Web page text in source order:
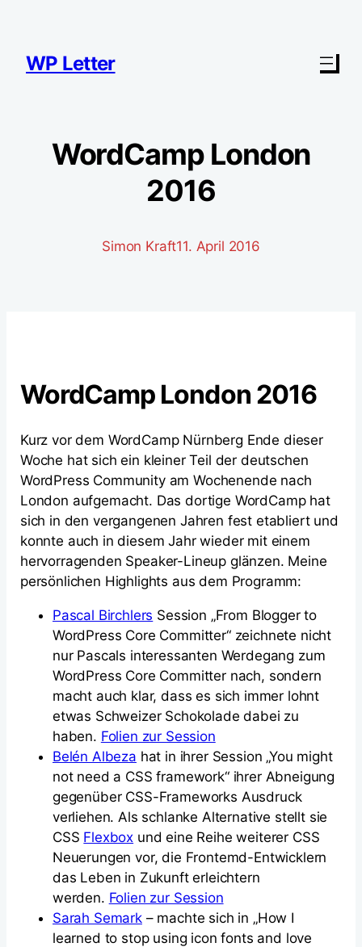
springen
WP Letter
WordCamp London
2016
Simon Kraft11. April 2016
WordCamp London 2016
Kurz vor dem WordCamp Nürnberg Ende dieser
Woche hat sich ein kleiner Teil der deutschen
WordPress Community am Wochenende nach
London aufgemacht. Das dortige WordCamp hat
sich in den vergangenen Jahren fest etabliert und
konnte auch in diesem Jahr wieder mit einem
hervorragenden Speaker-Lineup glänzen. Meine
persönlichen Highlights aus dem Programm:
Pascal Birchlers Session „From Blogger to
WordPress Core Committer“ zeichnete nicht
nur Pascals interessanten Werdegang zum
WordPress Core Committer nach, sondern
macht auch klar, dass es sich immer lohnt
etwas Schweizer Schokolade dabei zu
haben. Folien zur Session
Belén Albeza hat in ihrer Session „You might
not need a CSS framework“ ihrer Abneigung
gegenüber CSS-Frameworks Ausdruck
verliehen. Als schlanke Alternative stellt sie
CSS Flexbox und eine Reihe weiterer CSS
Neuerungen vor, die Frontemd-Entwicklern
das Leben in Zukunft erleichtern
werden. Folien zur Session
Sarah Semark– machte sich in „How I
learned to stop using icon fonts and love